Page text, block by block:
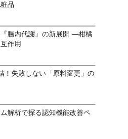
品
腸内代謝』の新展開 —柑橘
作用
！失敗しない「原料変更」の
解析で探る認知機能改善ペ